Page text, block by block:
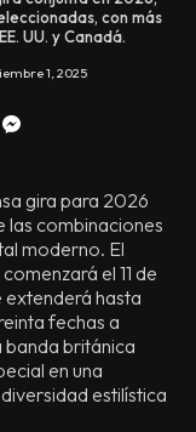
con más
UU. y Canadá.
1, 2025
gira para 2026
las combinaciones
moderno. El
el 11 de
extenderá hasta
fechas a
banda británica
en una
estilística